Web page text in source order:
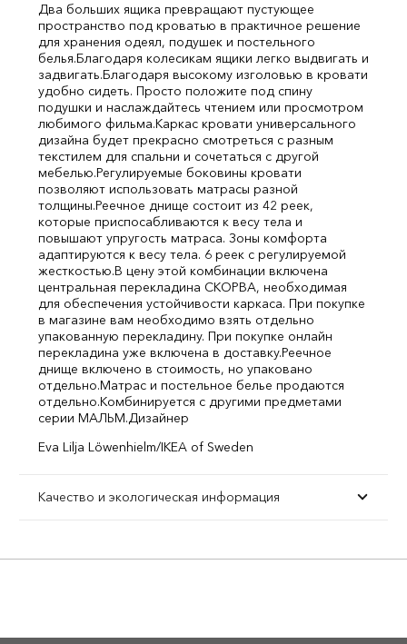
Два больших ящика превращают пустующее
пространство под кроватью в практичное решение
для хранения одеял, подушек и постельного
белья.Благодаря колесикам ящики легко выдвигать и
задвигать.Благодаря высокому изголовью в кровати
удобно сидеть. Просто положите под спину
подушки и наслаждайтесь чтением или просмотром
любимого фильма.Каркас кровати универсального
дизайна будет прекрасно смотреться с разным
текстилем для спальни и сочетаться с другой
мебелью.Регулируемые боковины кровати
позволяют использовать матрасы разной
толщины.Реечное днище состоит из 42 реек,
которые приспосабливаются к весу тела и
повышают упругость матраса. Зоны комфорта
адаптируются к весу тела. 6 реек с регулируемой
жесткостью.В цену этой комбинации включена
центральная перекладина СКОРВА, необходимая
для обеспечения устойчивости каркаса. При покупке
в магазине вам необходимо взять отдельно
упакованную перекладину. При покупке онлайн
перекладина уже включена в доставку.Реечное
днище включено в стоимость, но упаковано
отдельно.Матрас и постельное белье продаются
отдельно.Комбинируется с другими предметами
серии МАЛЬМ.Дизайнер
Eva Lilja Löwenhielm/IKEA of Sweden
Качество и экологическая информация